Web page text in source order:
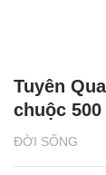
ĐỜI SỐNG
Tuyên
chuộc